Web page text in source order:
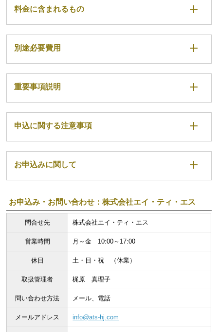
料金に含まれるもの
別途必要費用
重要事項説明
申込に関する注意事項
お申込みに関して
お申込み・お問い合わせ：株式会社エイ・ティ・エス
問合せ先 株式会社エイ・ティ・エス
営業時間 月～金 10:00～17:00
休日 土・日・祝 （休業）
取扱管理者 梶原 真理子
問い合わせ方法 メール、電話
メールアドレス info@ats-hj.com